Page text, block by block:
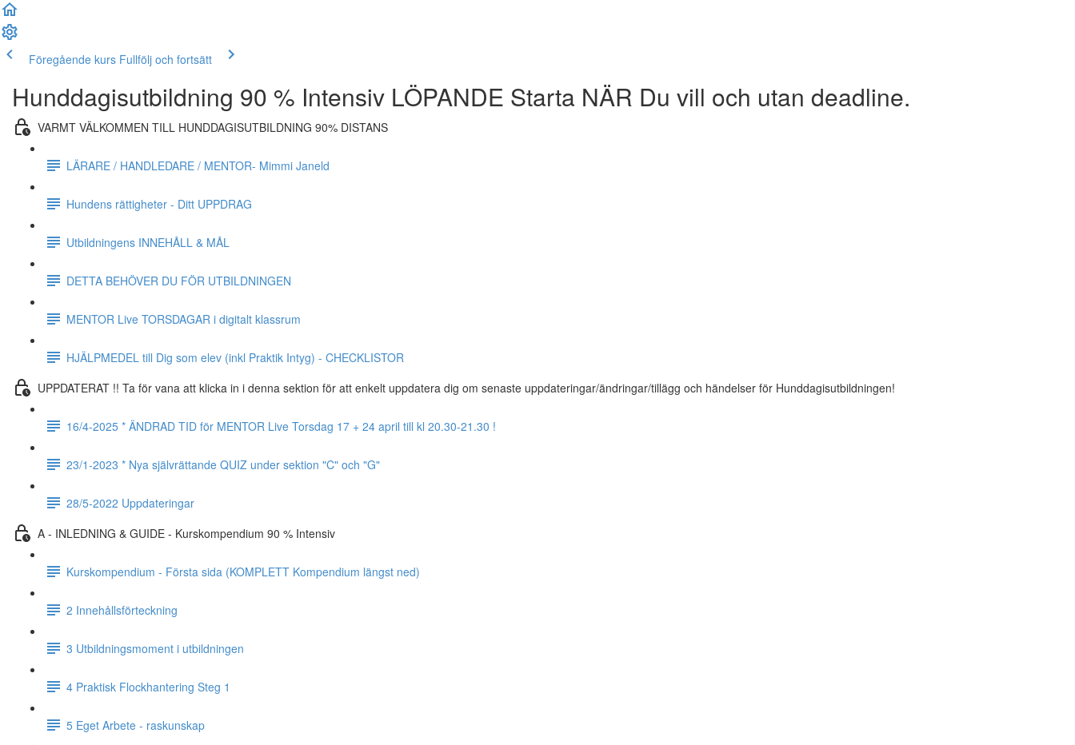
Föregående kurs Fullfölj och fortsätt
Hunddagisutbildning 90 % Intensiv LÖPANDE Starta NÄR Du vill och utan deadline.
VARMT VÄLKOMMEN TILL HUNDDAGISUTBILDNING 90% DISTANS
LÄRARE / HANDLEDARE / MENTOR- Mimmi Janeld
Hundens rättigheter - Ditt UPPDRAG
Utbildningens INNEHÅLL & MÅL
DETTA BEHÖVER DU FÖR UTBILDNINGEN
MENTOR Live TORSDAGAR i digitalt klassrum
HJÄLPMEDEL till Dig som elev (inkl Praktik Intyg) - CHECKLISTOR
UPPDATERAT !! Ta för vana att klicka in i denna sektion för att enkelt uppdatera dig om senaste uppdateringar/ändringar/tillägg och händelser för Hunddagisutbildningen!
16/4-2025 * ÄNDRAD TID för MENTOR Live Torsdag 17 + 24 april till kl 20.30-21.30 !
23/1-2023 * Nya självrättande QUIZ under sektion "C" och "G"
28/5-2022 Uppdateringar
A - INLEDNING & GUIDE - Kurskompendium 90 % Intensiv
Kurskompendium - Första sida (KOMPLETT Kompendium längst ned)
2 Innehållsförteckning
3 Utbildningsmoment i utbildningen
4 Praktisk Flockhantering Steg 1
5 Eget Arbete - raskunskap